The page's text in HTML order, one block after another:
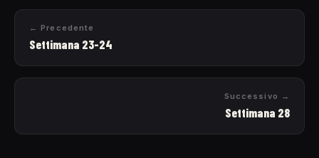
← Precedente
Settimana 23-24
Successivo →
Settimana 28